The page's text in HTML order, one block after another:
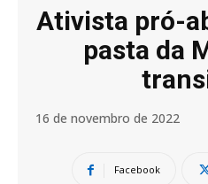
MS
Ativista pró-
pasta da
16 de novembro de 2022
Facebook